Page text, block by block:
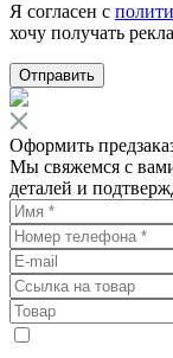
Я согласен с
хочу получать
Отправить
Оформить
Мы свяжемся с
деталей и